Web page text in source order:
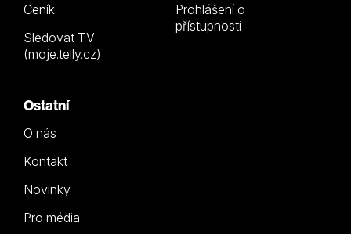
Ceník
Sledovat TV
(moje.telly.cz)
Prohlášení o
přístupnosti
Ostatní
O nás
Kontakt
Novinky
Pro média